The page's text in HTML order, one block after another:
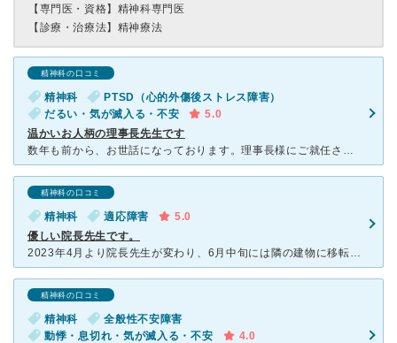
【専門医・資格】 精神科専門医
【診療・治療法】 精神療法
精神科の口コミ
精神科
PTSD（心的外傷後ストレス障害）
だるい・気が滅入る・不安
5.0
温かいお人柄の理事長先生です
数年も前から、お世話になっております。理事長様にご就任されました岡田文彦先生に出会えていなかったら、今頃、私はこの世にいなかったかもしれません。理事長様の岡田文彦先生は、どんな時も患者さんを見放すこと
精神科の口コミ
精神科 適応障害
5.0
優しい院長先生です。
2023年4月より院長先生が変わり、6月中旬には隣の建物に移転するそうですね。理事長先生と院長先生の診察を受けたことがありますが、お2人とも優しい方です。曜日によって全部で4名の先生がいると思います。
精神科の口コミ
精神科
全般性不安障害
動悸・息切れ・気が滅入る・不安
4.0